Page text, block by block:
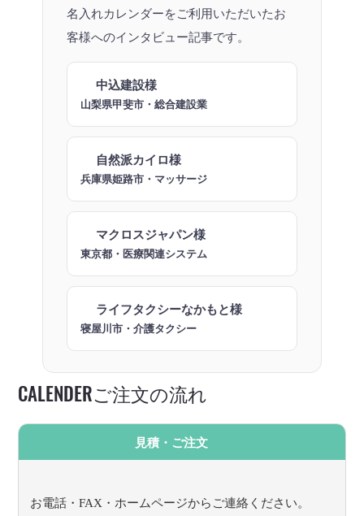
名入れカレンダーをご利用いただいたお
客様へのインタビュー記事です。
中込建設様
山梨県甲斐市・総合建設業
自然派カイロ様
兵庫県姫路市・マッサージ
マクロスジャパン様
東京都・医療関連システム
ライフタクシーなかもと様
寝屋川市・介護タクシー
CALENDERご注文の流れ
見積・ご注文
お電話・FAX・ホームページからご連絡ください。